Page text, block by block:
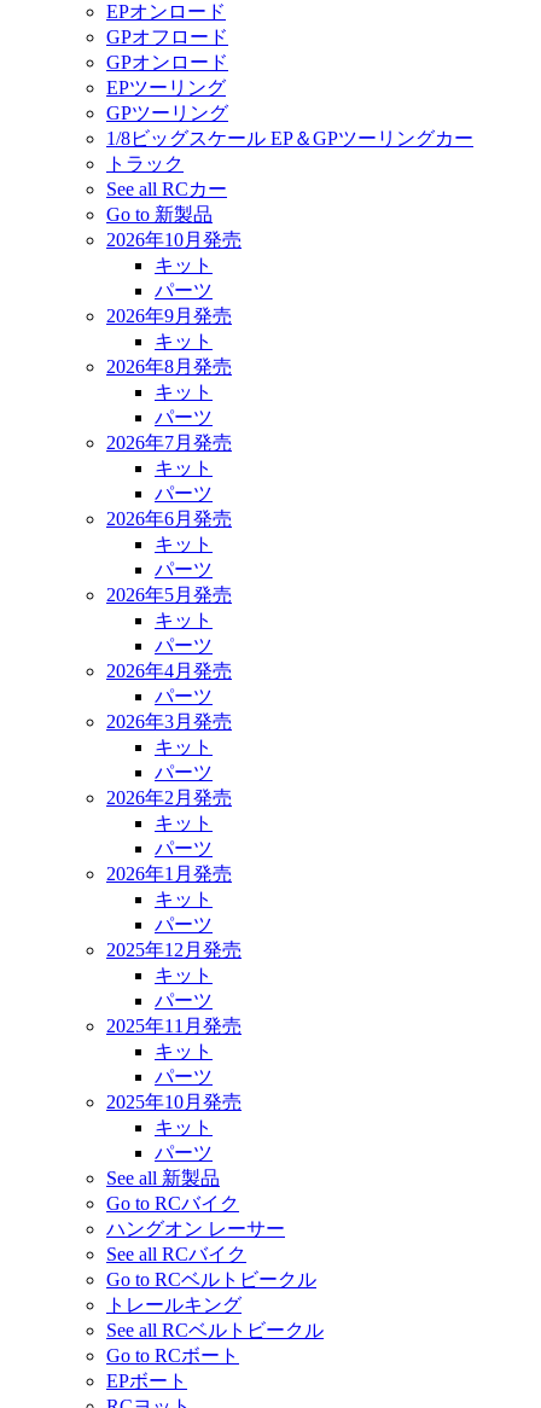
EPオンロード
GPオフロード
GPオンロード
EPツーリング
GPツーリング
1/8ビッグスケール EP＆GPツーリングカー
トラック
See all RCカー
Go to 新製品
2026年10月発売
キット
パーツ
2026年9月発売
キット
2026年8月発売
キット
パーツ
2026年7月発売
キット
パーツ
2026年6月発売
キット
パーツ
2026年5月発売
キット
パーツ
2026年4月発売
パーツ
2026年3月発売
キット
パーツ
2026年2月発売
キット
パーツ
2026年1月発売
キット
パーツ
2025年12月発売
キット
パーツ
2025年11月発売
キット
パーツ
2025年10月発売
キット
パーツ
See all 新製品
Go to RCバイク
ハングオン レーサー
See all RCバイク
Go to RCベルトビークル
トレールキング
See all RCベルトビークル
Go to RCボート
EPボート